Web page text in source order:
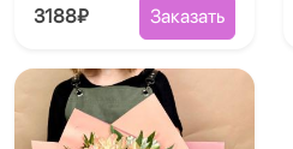
3188₽ Заказать